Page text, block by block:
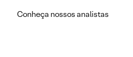
Conheça nossos analistas